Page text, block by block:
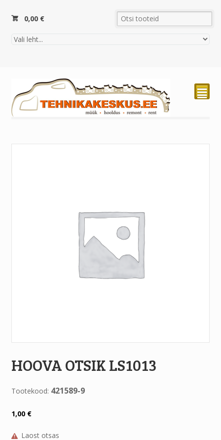
0,00 €
²
HOOVA OTSIK LS1013
Tootekood: 421589-9
1,00 €
Laost otsas